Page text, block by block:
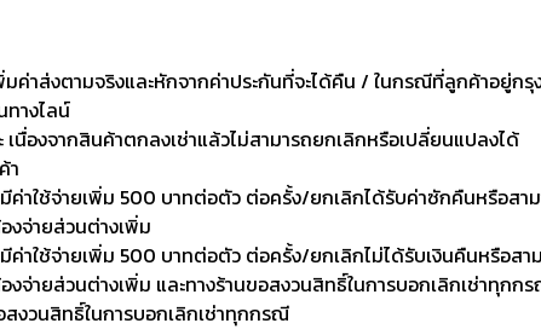
ค่าส่งตามจริงและหักจากค่าประกันที่จะได้คืน / ในกรณีที่ลูกค้าอยู่ก
างไลน์
นื่องจากสินค้าตกลงเช่าแล้วไม่สามารถยกเลิกหรือเปลี่ยนแปลงได้
า
าใช้จ่ายเพิ่ม 500 บาทต่อตัว ต่อครั้ง/ยกเลิกได้รับค่าซักคืนหรือสา
งจ่ายส่วนต่างเพิ่ม
าใช้จ่ายเพิ่ม 500 บาทต่อตัว ต่อครั้ง/ยกเลิกไม่ได้รับเงินคืนหรือสา
จ่ายส่วนต่างเพิ่ม และทางร้านขอสงวนสิทธิ์ในการบอกเลิกเช่าทุกก
งวนสิทธิ์ในการบอกเลิกเช่าทุกกรณี